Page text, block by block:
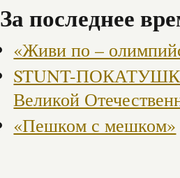
За последнее
«Живи по –
STUNT-
Великой
«Пешком с мешком»